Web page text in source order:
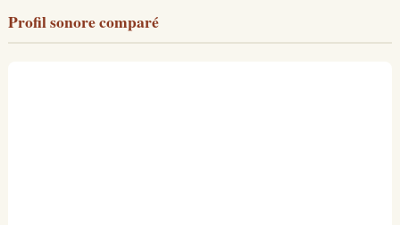
Profil sonore comparé